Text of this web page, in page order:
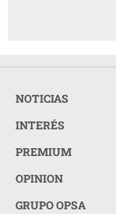
NOTICIAS
INTERÉS
PREMIUM
OPINION
GRUPO OPSA